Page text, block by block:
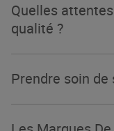
Quelles
qualité ?
Prendre soin de